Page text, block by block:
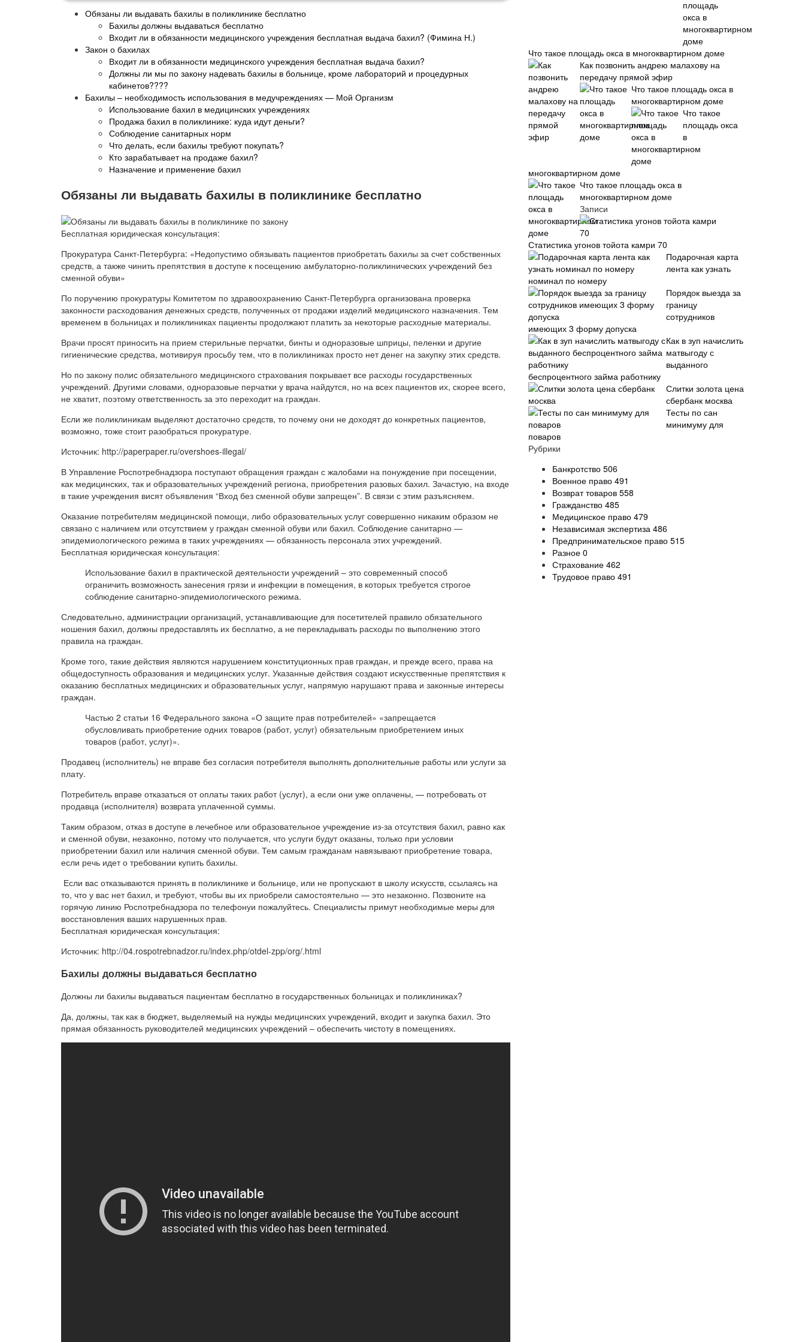
Обязаны ли выдавать бахилы в поликлинике бесплатно
Бахилы должны выдаваться бесплатно
Входит ли в обязанности медицинского учреждения бесплатная выдача бахил? (Фимина Н.)
Закон о бахилах
Входит ли в обязанности медицинского учреждения бесплатная выдача бахил?
Должны ли мы по закону надевать бахилы в больнице, кроме лабораторий и процедурных
кабинетов????
Бахилы – необходимость использования в медучреждениях — Мой Организм
Использование бахил в медицинских учреждениях
Продажа бахил в поликлинике: куда идут деньги?
Соблюдение санитарных норм
Что делать, если бахилы требуют покупать?
Кто зарабатывает на продаже бахил?
Назначение и применение бахил
Обязаны ли выдавать бахилы в поликлинике бесплатно
Бесплатная юридическая консультация:
Прокуратура Санкт-Петербурга: «Недопустимо обязывать пациентов приобретать бахилы за счет собственных
средств, а также чинить препятствия в доступе к посещению амбулаторно-поликлинических учреждений без
сменной обуви»
По поручению прокуратуры Комитетом по здравоохранению Санкт-Петербурга организована проверка
законности расходования денежных средств, полученных от продажи изделий медицинского назначения. Тем
временем в больницах и поликлиниках пациенты продолжают платить за некоторые расходные материалы.
Врачи просят приносить на прием стерильные перчатки, бинты и одноразовые шприцы, пеленки и другие
гигиенические средства, мотивируя просьбу тем, что в поликлиниках просто нет денег на закупку этих средств.
Но по закону полис обязательного медицинского страхования покрывает все расходы государственных
учреждений. Другими словами, одноразовые перчатки у врача найдутся, но на всех пациентов их, скорее всего,
не хватит, поэтому ответственность за это переходит на граждан.
Если же поликлиникам выделяют достаточно средств, то почему они не доходят до конкретных пациентов,
возможно, тоже стоит разобраться прокуратуре.
Источник: http://paperpaper.ru/overshoes-illegal/
В Управление Роспотребнадзора поступают обращения граждан с жалобами на понуждение при посещении,
как медицинских, так и образовательных учреждений региона, приобретения разовых бахил. Зачастую, на входе
в такие учреждения висят объявления “Вход без сменной обуви запрещен”. В связи с этим разъясняем.
Оказание потребителям медицинской помощи, либо образовательных услуг совершенно никаким образом не
связано с наличием или отсутствием у граждан сменной обуви или бахил. Соблюдение санитарно —
эпидемиологического режима в таких учреждениях — обязанность персонала этих учреждений.
Бесплатная юридическая консультация:
Использование бахил в практической деятельности учреждений – это современный способ
ограничить возможность занесения грязи и инфекции в помещения, в которых требуется строгое
соблюдение санитарно-эпидемиологического режима.
Следовательно, администрации организаций, устанавливающие для посетителей правило обязательного
ношения бахил, должны предоставлять их бесплатно, а не перекладывать расходы по выполнению этого
правила на граждан.
Кроме того, такие действия являются нарушением конституционных прав граждан, и прежде всего, права на
общедоступность образования и медицинских услуг. Указанные действия создают искусственные препятствия к
оказанию бесплатных медицинских и образовательных услуг, напрямую нарушают права и законные интересы
граждан.
Частью 2 статьи 16 Федерального закона «О защите прав потребителей» «запрещается
обусловливать приобретение одних товаров (работ, услуг) обязательным приобретением иных
товаров (работ, услуг)».
Продавец (исполнитель) не вправе без согласия потребителя выполнять дополнительные работы или услуги за
плату.
Потребитель вправе отказаться от оплаты таких работ (услуг), а если они уже оплачены, — потребовать от
продавца (исполнителя) возврата уплаченной суммы.
Таким образом, отказ в доступе в лечебное или образовательное учреждение из-за отсутствия бахил, равно как
и сменной обуви, незаконно, потому что получается, что услуги будут оказаны, только при условии
приобретении бахил или наличия сменной обуви. Тем самым гражданам навязывают приобретение товара,
если речь идет о требовании купить бахилы.
Если вас отказываются принять в поликлинике и больнице, или не пропускают в школу искусств, ссылаясь на
то, что у вас нет бахил, и требуют, чтобы вы их приобрели самостоятельно — это незаконно. Позвоните на
горячую линию Роспотребнадзора по телефонуи пожалуйтесь. Специалисты примут необходимые меры для
восстановления ваших нарушенных прав.
Бесплатная юридическая консультация:
Источник: http://04.rospotrebnadzor.ru/index.php/otdel-zpp/org/.html
Бахилы должны выдаваться бесплатно
Должны ли бахилы выдаваться пациентам бесплатно в государственных больницах и поликлиниках?
Да, должны, так как в бюджет, выделяемый на нужды медицинских учреждений, входит и закупка бахил. Это
прямая обязанность руководителей медицинских учреждений – обеспечить чистоту в помещениях.
Что такое площадь окса в многоквартирном доме
Как позвонить андрею малахову на
передачу прямой эфир
Что такое площадь окса в
многоквартирном доме
Что такое
площадь окса
в
многоквартирном доме
Что такое площадь окса в
многоквартирном доме
Записи
Статистика угонов тойота камри 70
Подарочная карта
лента как узнать
номинал по номеру
Порядок выезда за
границу
сотрудников
имеющих 3 форму допуска
Как в зуп начислить
матвыгоду с
выданного
беспроцентного займа работнику
Слитки золота цена
сбербанк москва
Тесты по сан
минимуму для
поваров
Рубрики
Банкротство 506
Военное право 491
Возврат товаров 558
Гражданство 485
Медицинское право 479
Независимая экспертиза 486
Предпринимательское право 515
Разное 0
Страхование 462
Трудовое право 491